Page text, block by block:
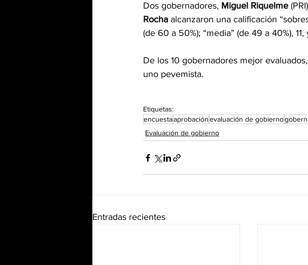
Dos gobernadores, Miguel Riquelme
Rocha alcanzaron una calificación
(de 60 a 50%); “media” (de 49 a 40%),
De los 10 gobernadores mejor
uno pevemista.
Etiquetas:
encuestaaprobaciónevaluación de gobierno
Evaluación de gobierno
Entradas recientes